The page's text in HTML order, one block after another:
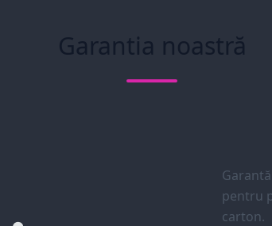
Garantia noastră
pentru
carton.